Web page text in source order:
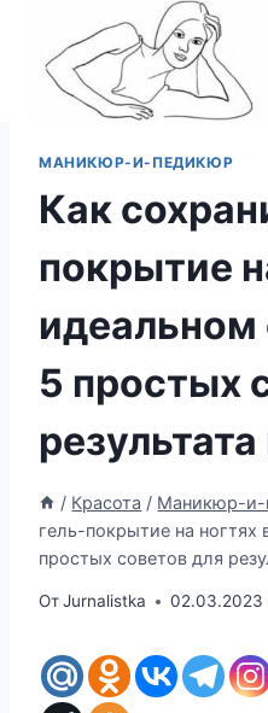
содержимому
МАНИКЮР-И-ПЕДИКЮР
Как
покрытие
идеальном
5 простых
/ Красота / Маникюр-и-
гель-покрытие на ногтях
простых советов для
ОтJurnalistka 02.03.2023